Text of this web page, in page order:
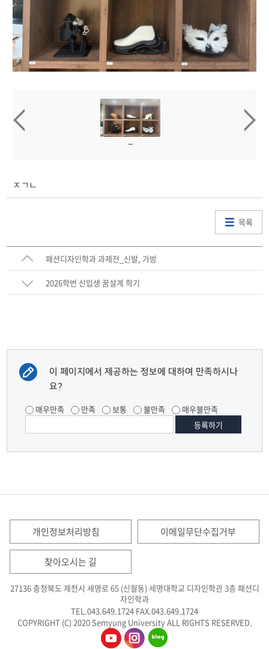
ㅈㄱㄴ
목록
패션디자인학과 과제전_신발, 가방
2026학번 신입생 꿈설계 학기
이 페이지에서 제공하는 정보에 대하여 만족하시나
요?
매우만족 만족 보통 불만족 매우불만족
개인정보처리방침 이메일무단수집거부
찾아오시는 길
27136 충청북도 제천시 세명로 65 (신월동) 세명대학교 디자인학관 3층 패션디
자인학과
TEL.043.649.1724 FAX.043.649.1724
COPYRIGHT (C) 2020 Semyung University ALL RIGHTS RESERVED.